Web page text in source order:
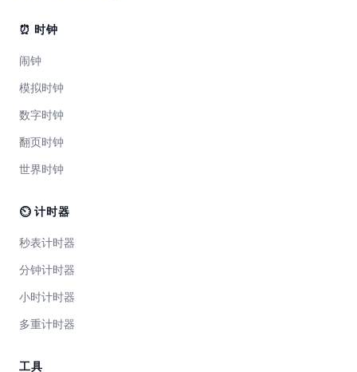
⏰ 时钟
闹钟
模拟时钟
数字时钟
翻页时钟
世界时钟
⏲ 计时器
秒表计时器
分钟计时器
小时计时器
多重计时器
工具